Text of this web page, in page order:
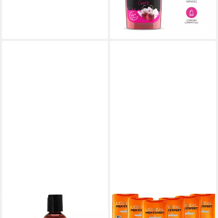
Wirkung, Essbares
Massagegel
(149,50 €/ 1 l)
-28%
lieferbar - in 4-5 Werktagen bei dir
INTIMATE EARTH
Gleit- und Massagegel Velvet